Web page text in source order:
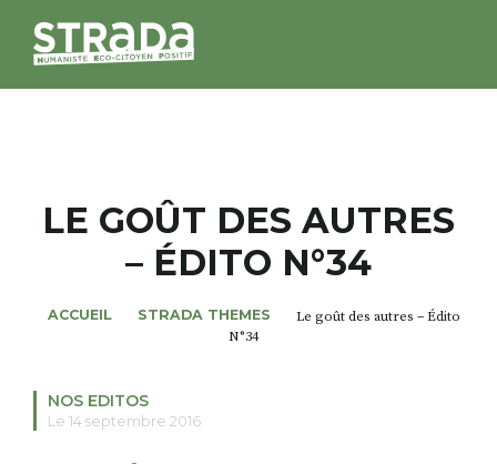
MAGAZINES
NOS THÈMES
ALTER STRADA
ROSÉE DE MAI
LE GOÛT DES AUTRES
– ÉDITO N°34
ACCUEIL STRADA THEMES
Le goût des autres – Édito
N°34
NOS EDITOS
Le 14 septembre 2016